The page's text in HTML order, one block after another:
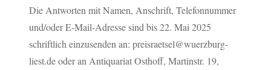
Die Antworten mit Namen, Anschrift, Telefonnummer
und/oder E-Mail-Adresse sind bis 22. Mai 2025
schriftlich einzusenden an: preisraetsel@wuerzburg-
liest.de oder an Antiquariat Osthoff, Martinstr. 19,